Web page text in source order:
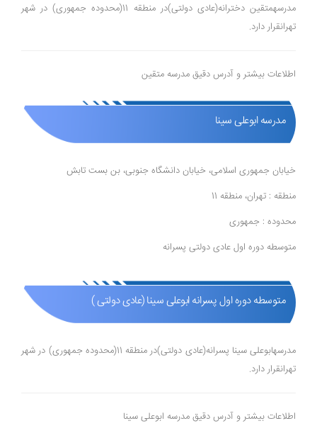
مدرسهمتقین دخترانه(عادی دولتی)در منطقه 11(محدوده جمهوری) در شهر
تهرانقرار دارد.
اطلاعات بیشتر و آدرس دقیق مدرسه متقین
مدرسه ابوعلی سینا
خیابان جمهوری اسلامی، خیابان دانشگاه جنوبی، بن بست تابش
منطقه : تهران، منطقه 11
محدوده : جمهوری
متوسطه دوره اول عادی دولتی پسرانه
متوسطه دوره اول پسرانه ابوعلی سینا (عادی دولتی )
مدرسهابوعلی سینا پسرانه(عادی دولتی)در منطقه 11(محدوده جمهوری) در شهر
تهرانقرار دارد.
اطلاعات بیشتر و آدرس دقیق مدرسه ابوعلی سینا